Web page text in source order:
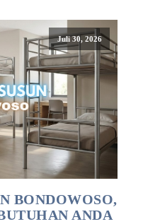
Juli 30, 2026
BONDOWOSO,
ANDA